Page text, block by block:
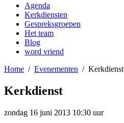
Agenda
Kerkdiensten
Gespreksgroepen
Het team
Blog
word vriend
Home / Evenementen / Kerkdienst
Kerkdienst
zondag 16 juni 2013 10:30 uur